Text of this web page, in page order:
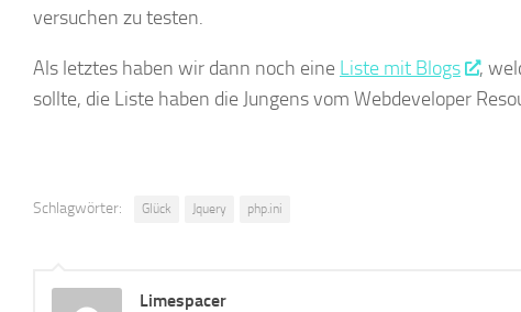
versuchen zu testen.
Als letztes haben wir dann noch eine Liste mit Blogs
,
sollte, die Liste haben die Jungens vom Webdeveloper
Schlagwörter: Glück Jquery php.ini
Limespacer